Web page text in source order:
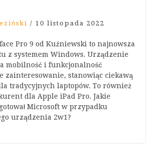
/ 10 listopada 2022
Pro 9 od Kuźniewski to najnowsza
z systemem Windows. Urządzenie
mobilność i funkcjonalność
zainteresowanie, stanowiąc ciekawą
tradycyjnych laptopów. To również
dla Apple iPad Pro. Jakie
Microsoft w przypadku
urządzenia 2w1?